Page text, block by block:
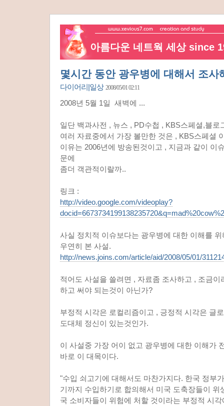
아름다운 네트웍 세상 since
몇시간 동안 광우병에 대해서 조사
다이어리|일상 2008/05/01 02:11
2008년 5월 1일 새벽에 ...
일단 백과사전 , 뉴스 , PD수첩 , KBS스페셜,블로
여러 자료중에서 가장 볼만한 것은 , KBS스페셜
이유는 2006년에 방송된것이고 , 지금과 같이 이
문에
좀더 객관적이랄까..
링크 :
http://video.google.com/videoplay?
사실 정치적 이슈보다는 광우병에 대한 이해를
우연히 본 사설.
http://news.joins.com/article/aid/2008/05/01/
적어도 사설을 쓸려면 , 자료좀 조사하고 , 조금
하고 써야 되는것이 아닌가?
부정적 시각은 로컬리즘이고 , 긍정적 시각은 글
도대체 정신이 있는것인가.
이 사설중 가장 어이 없고 광우병에 대한 이해가
바로 이 대목이다.
"수입 쇠고기에 대해서도 마찬가지다. 한국 정부
기까지 수입하기로 합의해서 미국 도축장들이 위
국 소비자들이 위험에 처할 것이라는 부정적 시